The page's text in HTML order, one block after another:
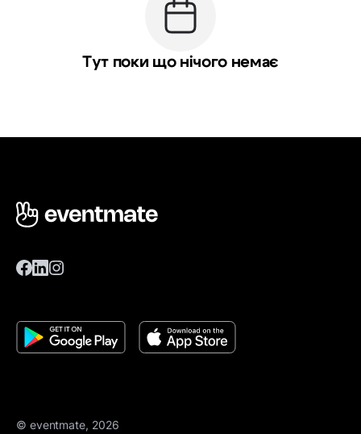
Тут поки що нічого немає
© eventmate, 2026